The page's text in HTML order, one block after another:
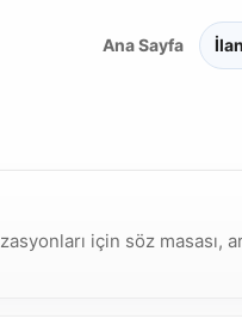
Ana Sayfa
için söz masası,